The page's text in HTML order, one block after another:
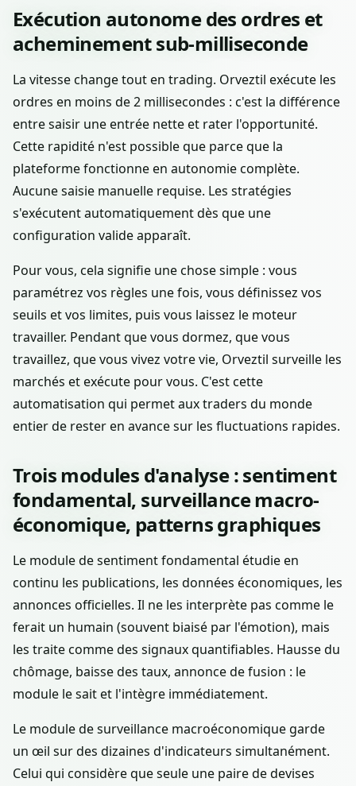
Exécution autonome des ordres et
acheminement sub-milliseconde
La vitesse change tout en trading. Orveztil exécute les
ordres en moins de 2 millisecondes : c'est la différence
entre saisir une entrée nette et rater l'opportunité.
Cette rapidité n'est possible que parce que la
plateforme fonctionne en autonomie complète.
Aucune saisie manuelle requise. Les stratégies
s'exécutent automatiquement dès que une
configuration valide apparaît.
Pour vous, cela signifie une chose simple : vous
paramétrez vos règles une fois, vous définissez vos
seuils et vos limites, puis vous laissez le moteur
travailler. Pendant que vous dormez, que vous
travaillez, que vous vivez votre vie, Orveztil surveille les
marchés et exécute pour vous. C'est cette
automatisation qui permet aux traders du monde
entier de rester en avance sur les fluctuations rapides.
Trois modules d'analyse : sentiment
fondamental, surveillance macro-
économique, patterns graphiques
Le module de sentiment fondamental étudie en
continu les publications, les données économiques, les
annonces officielles. Il ne les interprète pas comme le
ferait un humain (souvent biaisé par l'émotion), mais
les traite comme des signaux quantifiables. Hausse du
chômage, baisse des taux, annonce de fusion : le
module le sait et l'intègre immédiatement.
Le module de surveillance macroéconomique garde
un œil sur des dizaines d'indicateurs simultanément.
Celui qui considère que seule une paire de devises